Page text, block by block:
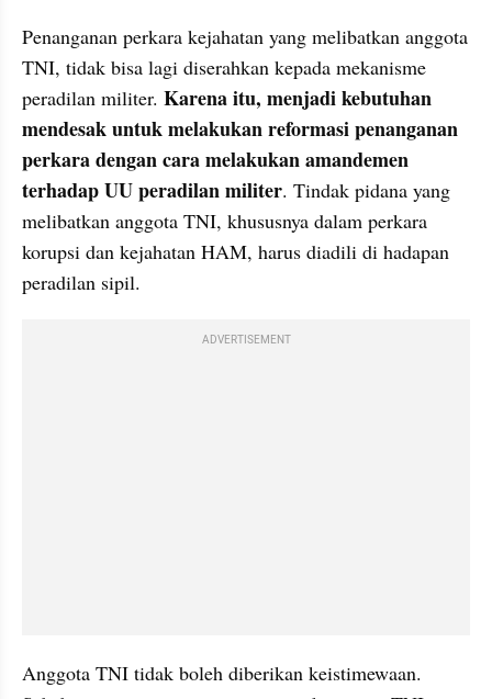
Penanganan perkara kejahatan yang melibatkan anggota
TNI, tidak bisa lagi diserahkan kepada mekanisme
peradilan militer. Karena itu, menjadi kebutuhan
mendesak untuk melakukan reformasi penanganan
perkara dengan cara melakukan amandemen
terhadap UU peradilan militer. Tindak pidana yang
melibatkan anggota TNI, khususnya dalam perkara
korupsi dan kejahatan HAM, harus diadili di hadapan
peradilan sipil.
ADVERTISEMENT
Anggota TNI tidak boleh diberikan keistimewaan.